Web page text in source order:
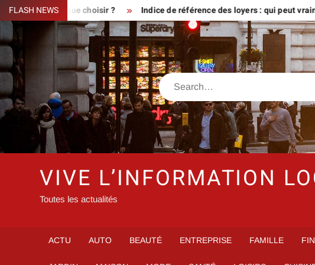
Skip
to
content
FLASH NEWS
: que choisir ? Indice de référence des loyers : qui peut vraiment
Search
VIVE L’INFORMATION
Toutes les actualités
ACTU AUTO BEAUTÉ ENTREPRISE FAMILLE